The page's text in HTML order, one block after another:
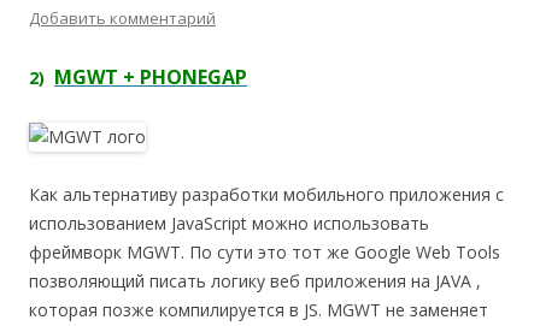
Добавить комментарий
2) MGWT + PHONEGAP
Как альтернативу разработки мобильного приложения с
использованием JavaScript можно использовать
фреймворк MGWT. По сути это тот же Google Web Tools
позволяющий писать логику веб приложения на JAVA ,
которая позже компилируется в JS. MGWT не заменяет